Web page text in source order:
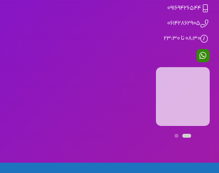
09169426544
06142862905
08:30 تا 23:30